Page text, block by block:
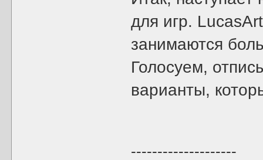
для игр.
занимаются
Голосуем,
варианты,
--------------------